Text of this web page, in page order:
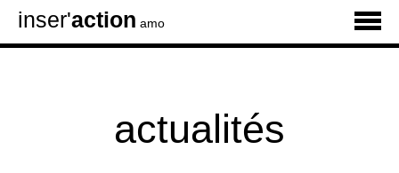
inser'action amo
actualités